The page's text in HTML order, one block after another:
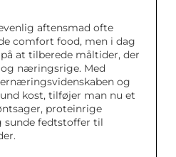
aftensmad ofte
comfort food, men i dag
at tilberede måltider, der
næringsrige. Med
og
kost, tilføjer man nu et
proteinrige
sunde fedtstoffer til